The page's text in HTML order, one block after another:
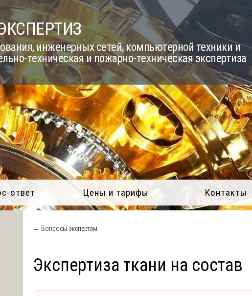
инженерных сетей, компьютерной техники и
техническая и пожарно-техническая экспертиза
ответ Цены и тарифы Контакты
← Вопросы экспертам
Экспертиза ткани на состав